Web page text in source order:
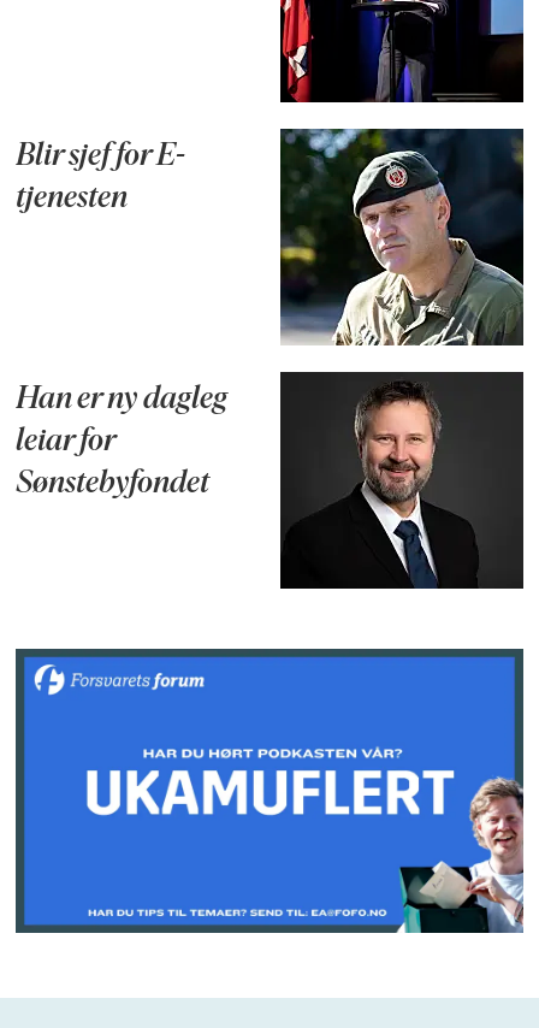
Blir sjef for E-
tjenesten
Han er ny dagleg
leiar for
Sønstebyfondet